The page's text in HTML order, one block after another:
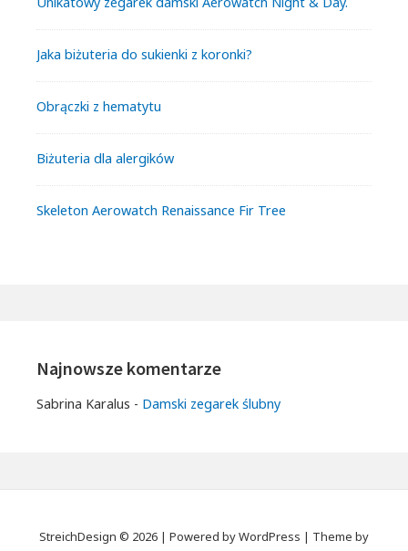
Jaka biżuteria do sukienki z koronki?
Obrączki z hematytu
Biżuteria dla alergików
Skeleton Aerowatch Renaissance Fir Tree
Najnowsze komentarze
Sabrina Karalus - Damski zegarek ślubny
StreichDesign © 2026 | Powered byWordPress | Theme by